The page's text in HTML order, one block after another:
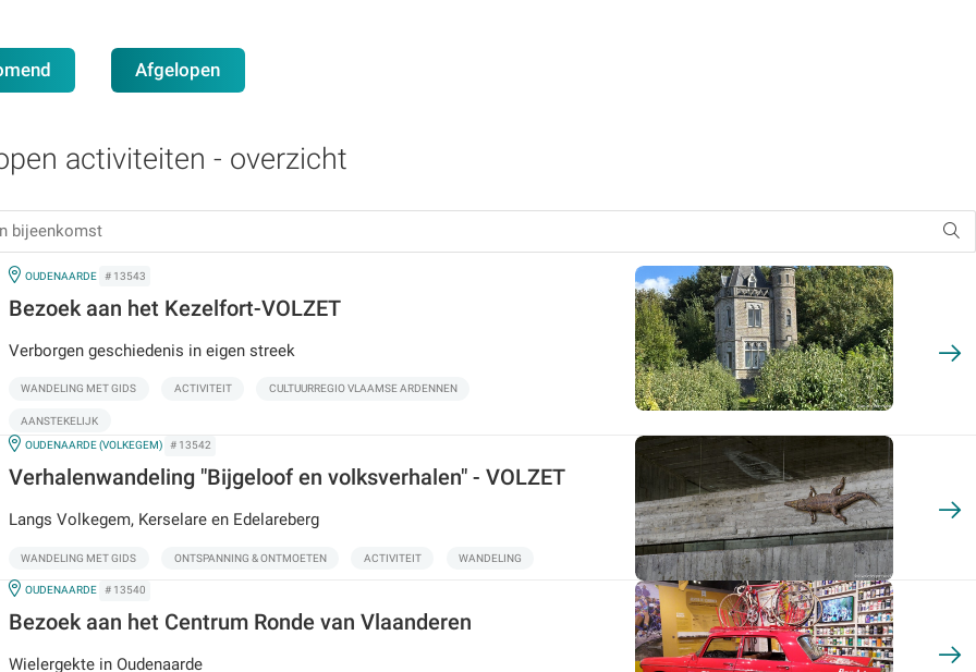
Afgelopen
activiteiten - overzicht
IN
OUDENAARDE # 13543
Bezoek aan het Kezelfort-VOLZET
Verborgen geschiedenis in eigen streek
WANDELING MET GIDS ACTIVITEIT CULTUURREGIO VLAAMSE ARDENNEN
AANSTEKELIJK
IN
OUDENAARDE (VOLKEGEM) # 13542
Verhalenwandeling "Bijgeloof en volksverhalen" - VOLZET
Langs Volkegem, Kerselare en Edelareberg
WANDELING MET GIDS ONTSPANNING & ONTMOETEN ACTIVITEIT WANDELING
IN
OUDENAARDE # 13540
Bezoek aan het Centrum Ronde van Vlaanderen
Wielergekte in Oudenaarde